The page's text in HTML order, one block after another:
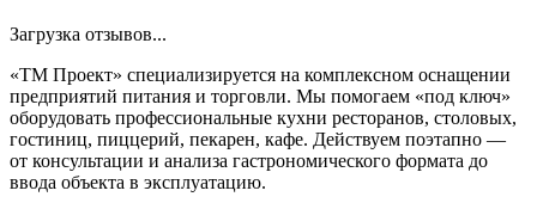
Загрузка отзывов...
«ТМ Проект» специализируется на комплексном оснащении
предприятий питания и торговли. Мы помогаем «под ключ»
оборудовать профессиональные кухни ресторанов, столовых,
гостиниц, пиццерий, пекарен, кафе. Действуем поэтапно —
от консультации и анализа гастрономического формата до
ввода объекта в эксплуатацию.